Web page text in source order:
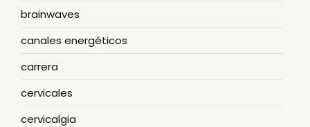
brainwaves
canales energéticos
carrera
cervicales
cervicalgia